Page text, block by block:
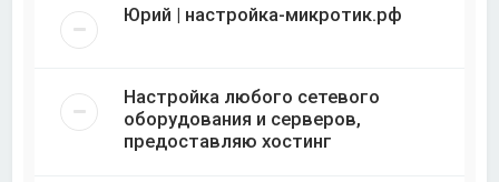
Юрий | настройка-микротик.рф
Настройка любого сетевого
оборудования и серверов,
предоставляю хостинг